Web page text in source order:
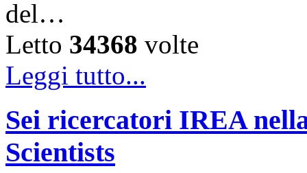
del…
Letto 34368 volte
Leggi tutto...
Sei ricercatori IREA
Scientists